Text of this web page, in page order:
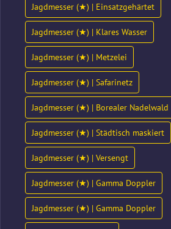
Jagdmesser (★) | Einsatzgehärtet
Jagdmesser (★) | Klares Wasser
Jagdmesser (★) | Metzelei
Jagdmesser (★) | Safarinetz
Jagdmesser (★) | Borealer Nadelwald
Jagdmesser (★) | Städtisch maskiert
Jagdmesser (★) | Versengt
Jagdmesser (★) | Gamma Doppler
Jagdmesser (★) | Gamma Doppler